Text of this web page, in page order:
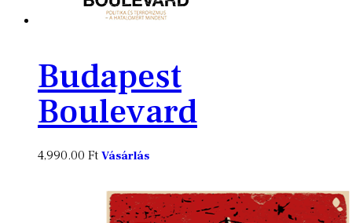
Budapest
Boulevard
4,990.00 Ft Vásárlás